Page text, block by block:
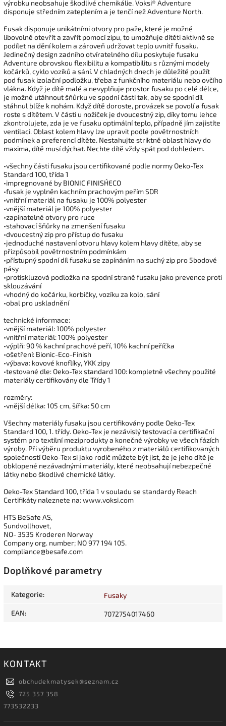
výrobku neobsahuje škodlivé chemikálie. Voksi® Adventure
disponuje středním zateplením a je tenčí než Adventure North.
Fusak disponuje unikátními otvory pro paže, které je možné
libovolně otevřít a zavřít pomocí zipu, to umožňuje dítěti aktivně se
podílet na dění kolem a zároveň udržovat teplo uvnitř fusaku.
Jedinečný design zadního otvíratelného dílu poskytuje fusaku
Adventure obrovskou flexibilitu a kompatibilitu s různými modely
kočárků, cyklo vozíků a sání. V chladných dnech je důležité použít
pod fusak izolační podložku, třeba z funkčního materiálu nebo ovčího
vlákna. Když je dítě malé a nevyplňuje prostor fusaku po celé délce,
je možné utáhnout šňůrku ve spodní části tak, aby se spodní díl
stáhnul blíže k nohám. Když dítě doroste, provázek se povolí a fusak
roste s dítětem. V části u nožiček je dvoucestný zip, díky tomu lehce
zkontrolujete, zda je ve fusaku optimální teplo, případně jím zajistíte
ventilaci. Oblast kolem hlavy lze upravit podle povětrnostních
podmínek a preferencí dítěte. Nestahujte striktně oblast hlavy do
maxima, dítě musí dýchat. Nechte dítě vždy spát pod dohledem.
•všechny části fusaku jsou certifikované podle normy Oeko-Tex
Standard 100, třída 1
•impregnované by BIONIC FINISH´ECO
•fusak je vyplněn kachním prachovým peřím SDR
•vnitřní materiál na fusaku je 100% polyester
•vnější materiál je 100% polyester
•zapínatelné otvory pro ruce
•stahovací šňůrky na zmenšení fusaku
•dvoucestný zip pro přístup do fusaku
•jednoduché nastavení otvoru hlavy kolem hlavy dítěte, aby se
přizpůsobil povětrnostním podmínkám
•přístupný spodní díl fusaku se zapínáním na suchý zip pro 5bodové
pásy
•protiskluzová podložka na spodní straně fusaku jako prevence proti
sklouzávání
•vhodný do kočárku, korbičky, vozíku za kolo, sání
•obal pro uskladnění
technické informace:
•vnější materiál: 100% polyester
•vnitřní materiál: 100% polyester
•výplň: 90 % kachní prachové peří, 10% kachní peříčka
•ošetření: Bionic-Eco-Finish
•výbava: kovové knoflíky, YKK zipy
•testované dle: Oeko-Tex standard 100: kompletně všechny použité
materiály certifikovány dle Třídy 1
rozměry:
•vnější délka: 105 cm, šířka: 50 cm
Všechny materiály fusaku jsou certifikovány podle Oeko-Tex
Standard 100, 1. třídy. Oeko-Tex je nezávislý testovací a certifikační
systém pro textilní meziprodukty a konečné výrobky ve všech fázích
výroby. Při výběru produktu vyrobeného z materiálů certifikovaných
společností Oeko-Tex si jako rodič můžete být jist, že je jeho dítě je
obklopené nezávadnými materiály, které neobsahují nebezpečné
látky nebo škodlivé chemické látky.
Oeko-Tex Standard 100, třída 1 v souladu se standardy Reach
Certifikáty naleznete na: www.voksi.com
HTS BeSafe AS,
Sundvollhovet,
NO- 3535 Kroderen Norway
Company org. number; NO 977 194 105.
compliance@besafe.com
Doplňkové parametry
Kategorie: Fusaky
EAN: 7072754017460
KONTAKT
obchudekmatysek@seznam.cz
725 357 358
773532233